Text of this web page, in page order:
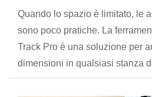
Quando lo spazio è limitato, le
sono poco pratiche. La
Track Pro è una soluzione per
dimensioni in qualsiasi stanza